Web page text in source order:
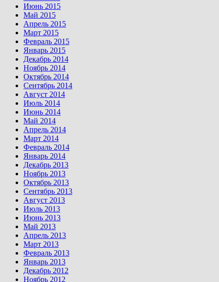
Июнь 2015
Май 2015
Апрель 2015
Март 2015
Февраль 2015
Январь 2015
Декабрь 2014
Ноябрь 2014
Октябрь 2014
Сентябрь 2014
Август 2014
Июль 2014
Июнь 2014
Май 2014
Апрель 2014
Март 2014
Февраль 2014
Январь 2014
Декабрь 2013
Ноябрь 2013
Октябрь 2013
Сентябрь 2013
Август 2013
Июль 2013
Июнь 2013
Май 2013
Апрель 2013
Март 2013
Февраль 2013
Январь 2013
Декабрь 2012
Ноябрь 2012